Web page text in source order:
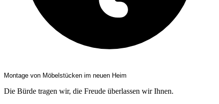
Montage von Möbelstücken im neuen Heim
Die Bürde tragen wir, die Freude überlassen wir Ihnen.